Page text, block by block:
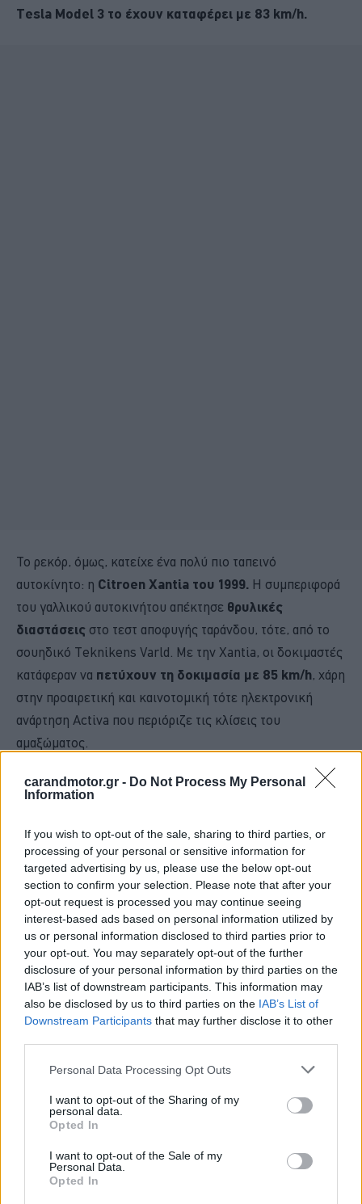
carandmotor.gr - Do Not Process My Personal
Information
If you wish to opt-out of the sale, sharing to third parties, or
processing of your personal or sensitive information for
targeted advertising by us, please use the below opt-out
section to confirm your selection. Please note that after your
opt-out request is processed you may continue seeing
interest-based ads based on personal information utilized by
us or personal information disclosed to third parties prior to
your opt-out. You may separately opt-out of the further
disclosure of your personal information by third parties on the
IAB’s list of downstream participants. This information may
also be disclosed by us to third parties on the IAB’s List of
Downstream Participants that may further disclose it to other
Please note that this website/app uses one or more Google
not limited to your visit or usage behaviour. You may click to
grant or deny consent to Google and its third-party tags to
use your data for below specified purposes in below Google
consent section.
Personal Data Processing Opt Outs
I want to opt-out of the Sharing of my
personal data.
Opted In
I want to opt-out of the Sale of my
Personal Data.
Opted In
Tesla Model 3 το έχουν καταφέρει με 83 km/h.
Το ρεκόρ, όμως, κατείχε ένα πολύ πιο ταπεινό
αυτοκίνητο: η Citroen Xantia του 1999. Η συμπεριφορά
του γαλλικού αυτοκινήτου απέκτησε θρυλικές
διαστάσεις στο τεστ αποφυγής ταράνδου, τότε, από το
σουηδικό Teknikens Varld. Με την Xantia, οι δοκιμαστές
κατάφεραν να πετύχουν τη δοκιμασία με 85 km/h, χάρη
στην προαιρετική και καινοτομική τότε ηλεκτρονική
ανάρτηση Activa που περιόριζε τις κλίσεις του
αμαξώματος.
Όμως, τα πράγματα έκτοτε άλλαξαν. Για την ακρίβεια,
άλλαξαν οι προδιαγραφές της διαδρομής, και
2 - η οποία τώρα προβλέπειπολύ πιο στενή διαδρομή,
και με πολύ μικρότερες αποστάσεις ανάμεσα στις
κορίνες, σε σχέση με τη διαδρομή που κάλυψε η Xantia
Έτσι, πρόσφατα το ΚΜ77 αποφάσισε να